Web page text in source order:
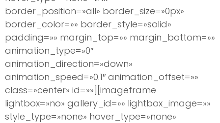
border_position=»all» border_size=»0px»
border_color=»» border_style=»solid»
padding=»» margin_top=»» margin_bottom=»»
animation_type=»0″
animation_direction=»down»
animation_speed=»0.1″ animation_offset=»»
class=»center» id=»»][imageframe
lightbox=»no» gallery_id=»» lightbox_image=»»
style_type=»none» hover_type=»none»